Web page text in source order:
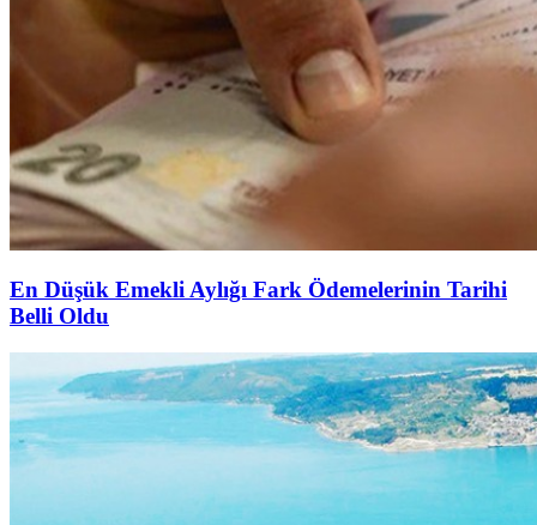
En Düşük Emekli Aylığı Fark Ödemelerinin Tarihi
Belli Oldu